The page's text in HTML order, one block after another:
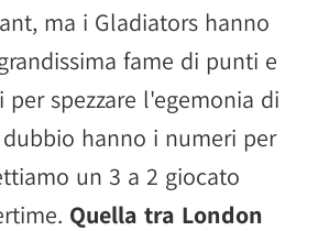
ma i Gladiators hanno
fame di punti e
spezzare l'egemonia di
dubbio hanno i numeri per
un 3 a 2 giocato
Quella tra London